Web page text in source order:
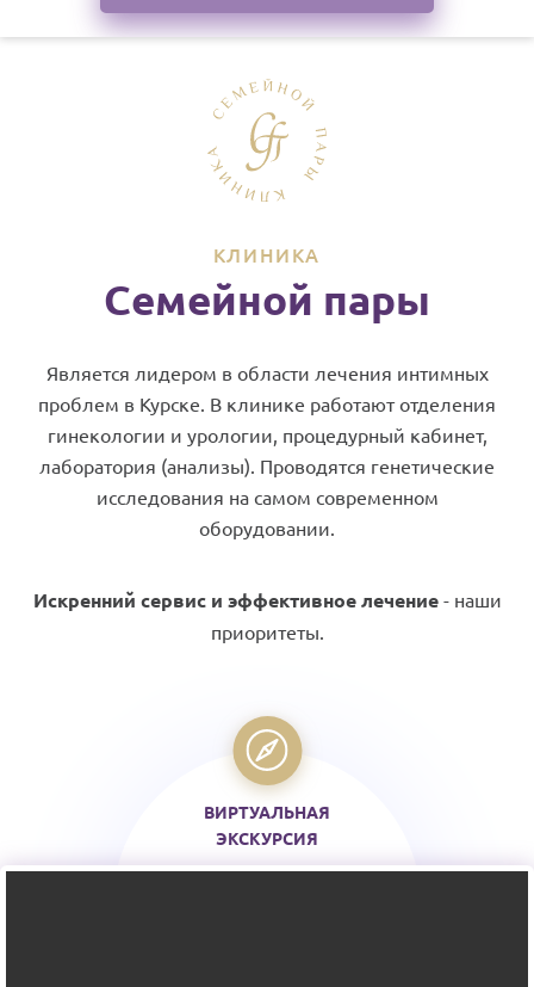
КЛИНИКА
Семейной пары
Является лидером в области лечения интимных
проблем в Курске. В клинике работают отделения
гинекологии и урологии, процедурный кабинет,
лаборатория (анализы). Проводятся генетические
исследования на самом современном
оборудовании.
Искренний сервис и эффективное лечение- наши
приоритеты.
ВИРТУАЛЬНАЯ
ЭКСКУРСИЯ